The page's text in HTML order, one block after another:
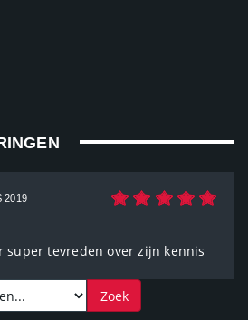
2019
super tevreden over zijn kennis